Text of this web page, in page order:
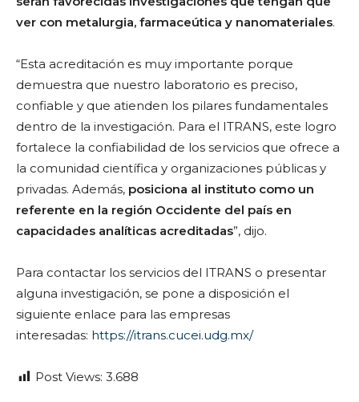
ver con metalurgia, farmaceútica y nanomateriales.
“Esta acreditación es muy importante porque
demuestra que nuestro laboratorio es preciso,
confiable y que atienden los pilares fundamentales
dentro de la investigación. Para el ITRANS, este logro
fortalece la confiabilidad de los servicios que ofrece a
la comunidad científica y organizaciones públicas y
privadas. Además, posiciona al instituto como un
referente en la región Occidente del país en
capacidades analíticas acreditadas”, dijo.
Para contactar los servicios del ITRANS o presentar
alguna investigación, se pone a disposición el
siguiente enlace para las empresas
interesadas: https://itrans.cucei.udg.mx/
Post Views: 3.688